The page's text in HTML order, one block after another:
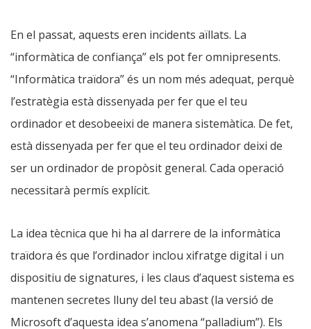
En el passat, aquests eren incidents aïllats. La
“informàtica de confiança” els pot fer omnipresents.
“Informàtica traïdora” és un nom més adequat, perquè
l’estratègia està dissenyada per fer que el teu
ordinador et desobeeixi de manera sistemàtica. De fet,
està dissenyada per fer que el teu ordinador deixi de
ser un ordinador de propòsit general. Cada operació
necessitarà permís explícit.
La idea tècnica que hi ha al darrere de la informàtica
traïdora és que l’ordinador inclou xifratge digital i un
dispositiu de signatures, i les claus d’aquest sistema es
mantenen secretes lluny del teu abast (la versió de
Microsoft d’aquesta idea s’anomena “palladium”). Els